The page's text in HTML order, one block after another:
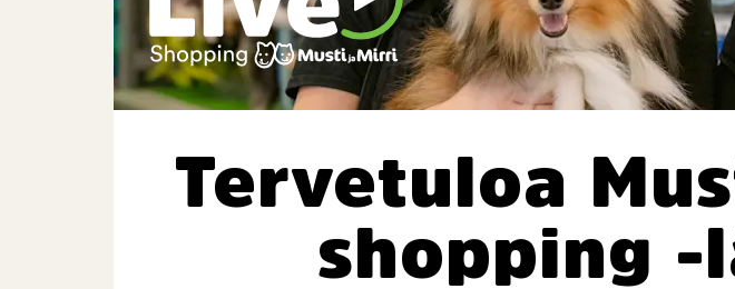
Tervetuloa
shopping -